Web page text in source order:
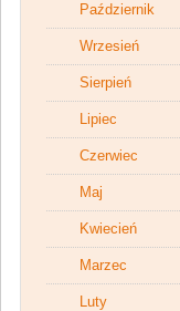
Październik
Wrzesień
Sierpień
Lipiec
Czerwiec
Maj
Kwiecień
Marzec
Luty